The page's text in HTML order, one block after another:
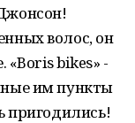
волос, он
«Boris bikes» -
им пункты
пригодились!